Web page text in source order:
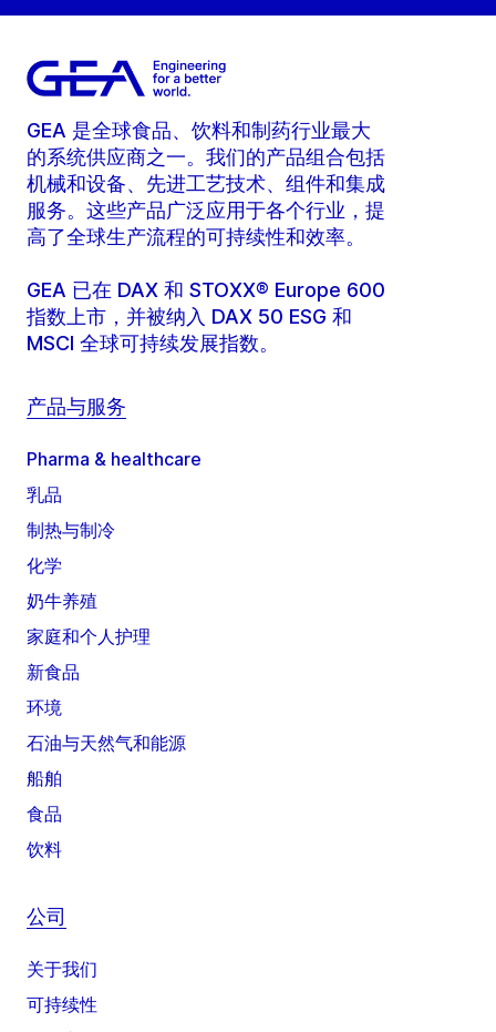
GEA 是全球食品、饮料和制药行业最大
的系统供应商之一。我们的产品组合包括
机械和设备、先进工艺技术、组件和集成
服务。这些产品广泛应用于各个行业，提
高了全球生产流程的可持续性和效率。
GEA 已在 DAX 和 STOXX® Europe 600
指数上市，并被纳入 DAX 50 ESG 和
MSCI 全球可持续发展指数。
产品与服务
Pharma & healthcare
乳品
制热与制冷
化学
奶牛养殖
家庭和个人护理
新食品
环境
石油与天然气和能源
船舶
食品
饮料
公司
关于我们
可持续性